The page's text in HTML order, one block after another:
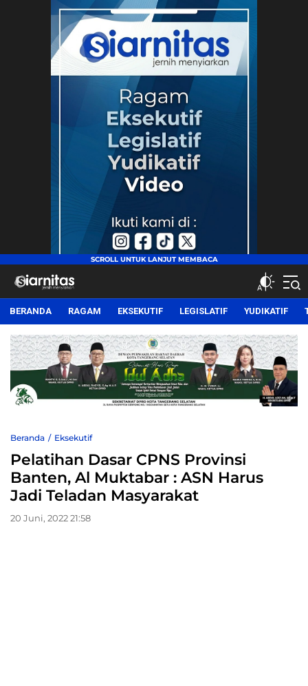
siarnitas
Jernih Menyiarkan
BERANDA RAGAM EKSEKUTIF LEGISLATIF YUDIKATIF
Beranda Eksekutif
Pelatihan Dasar CPNS Provinsi
Banten, Al Muktabar : ASN Harus
Jadi Teladan Masyarakat
20 Juni, 2022 21:58